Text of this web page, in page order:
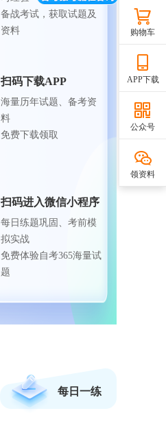
备战考试，获取试题及
资料
扫码下载APP
海量历年试题、备考资
料
免费下载领取
扫码进入微信小程序
每日练题巩固、考前模
拟实战
免费体验自考365海量试
题
每日一练
购物车
APP下载
公众号
领资料